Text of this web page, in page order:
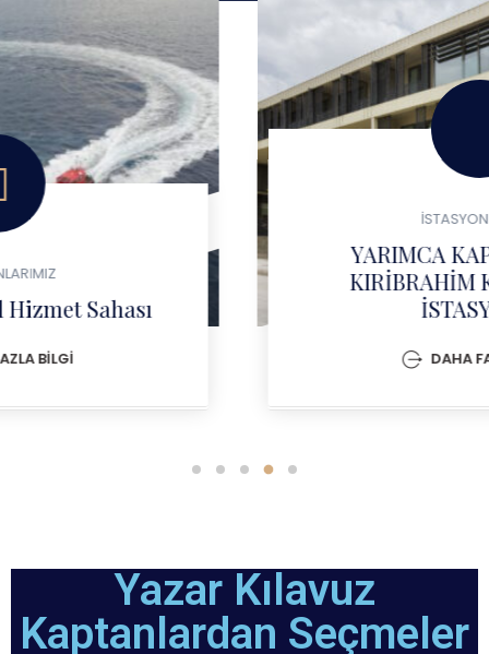
İSTASYONLARIMIZ
YARIMCA KAPTAN CAFER
KIRİBRAHİM KILAVUZLUK
Yazar Kılavuz
Kaptanlardan Seçmeler